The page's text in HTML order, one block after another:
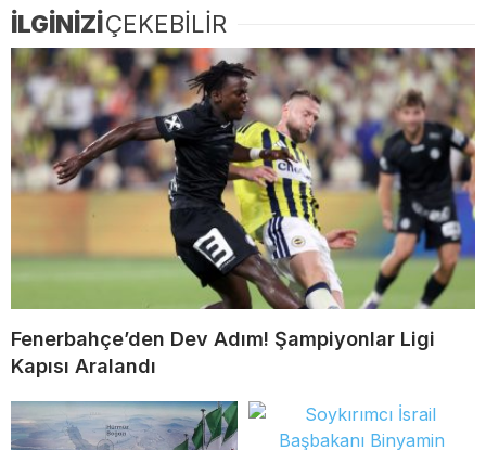
İLGİNİZİÇEKEBİLİR
Fenerbahçe’den Dev Adım! Şampiyonlar Ligi
Kapısı Aralandı